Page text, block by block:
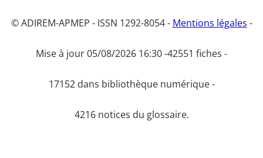
© ADIREM-APMEP - ISSN 1292-8054 - Mentions légales -
Mise à jour 05/08/2026 16:30 -42551 fiches -
17152 dans bibliothèque numérique -
4216 notices du glossaire.